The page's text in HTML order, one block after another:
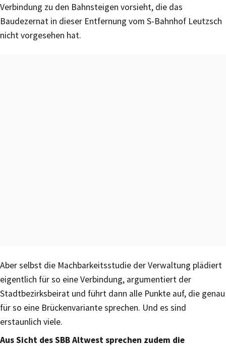
Verbindung zu den Bahnsteigen vorsieht, die das
Baudezernat in dieser Entfernung vom S-Bahnhof Leutzsch
nicht vorgesehen hat.
Aber selbst die Machbarkeitsstudie der Verwaltung plädiert
eigentlich für so eine Verbindung, argumentiert der
Stadtbezirksbeirat und führt dann alle Punkte auf, die genau
für so eine Brückenvariante sprechen. Und es sind
erstaunlich viele.
Aus Sicht des SBB Altwest sprechen zudem die